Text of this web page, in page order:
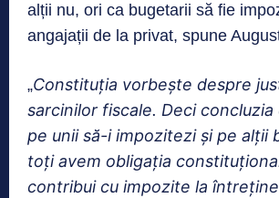
alții nu, ori ca bugetarii să fie
angajații de la privat, spune
„Constituția vorbește despre
sarcinilor fiscale. Deci
pe unii să-i impozitezi și pe alții
toți avem obligația
contribui cu impozite la